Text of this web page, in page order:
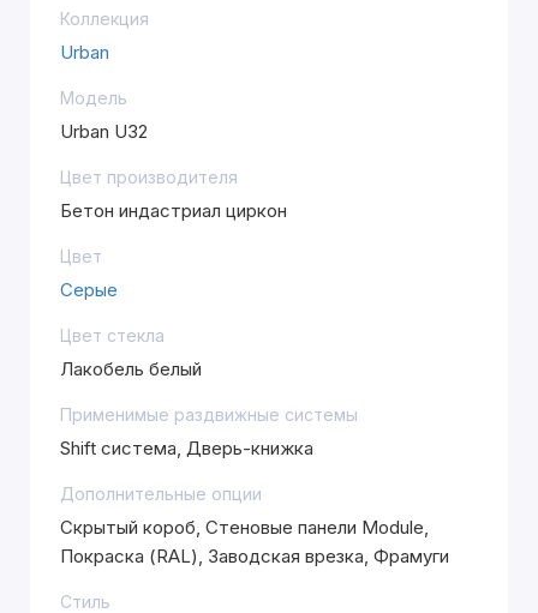
Коллекция
Urban
Модель
Urban U32
Цвет производителя
Бетон индастриал циркон
Цвет
Серые
Цвет стекла
Лакобель белый
Применимые раздвижные системы
Shift система, Дверь-книжка
Дополнительные опции
Скрытый короб, Стеновые панели Module,
Покраска (RAL), Заводская врезка, Фрамуги
Стиль